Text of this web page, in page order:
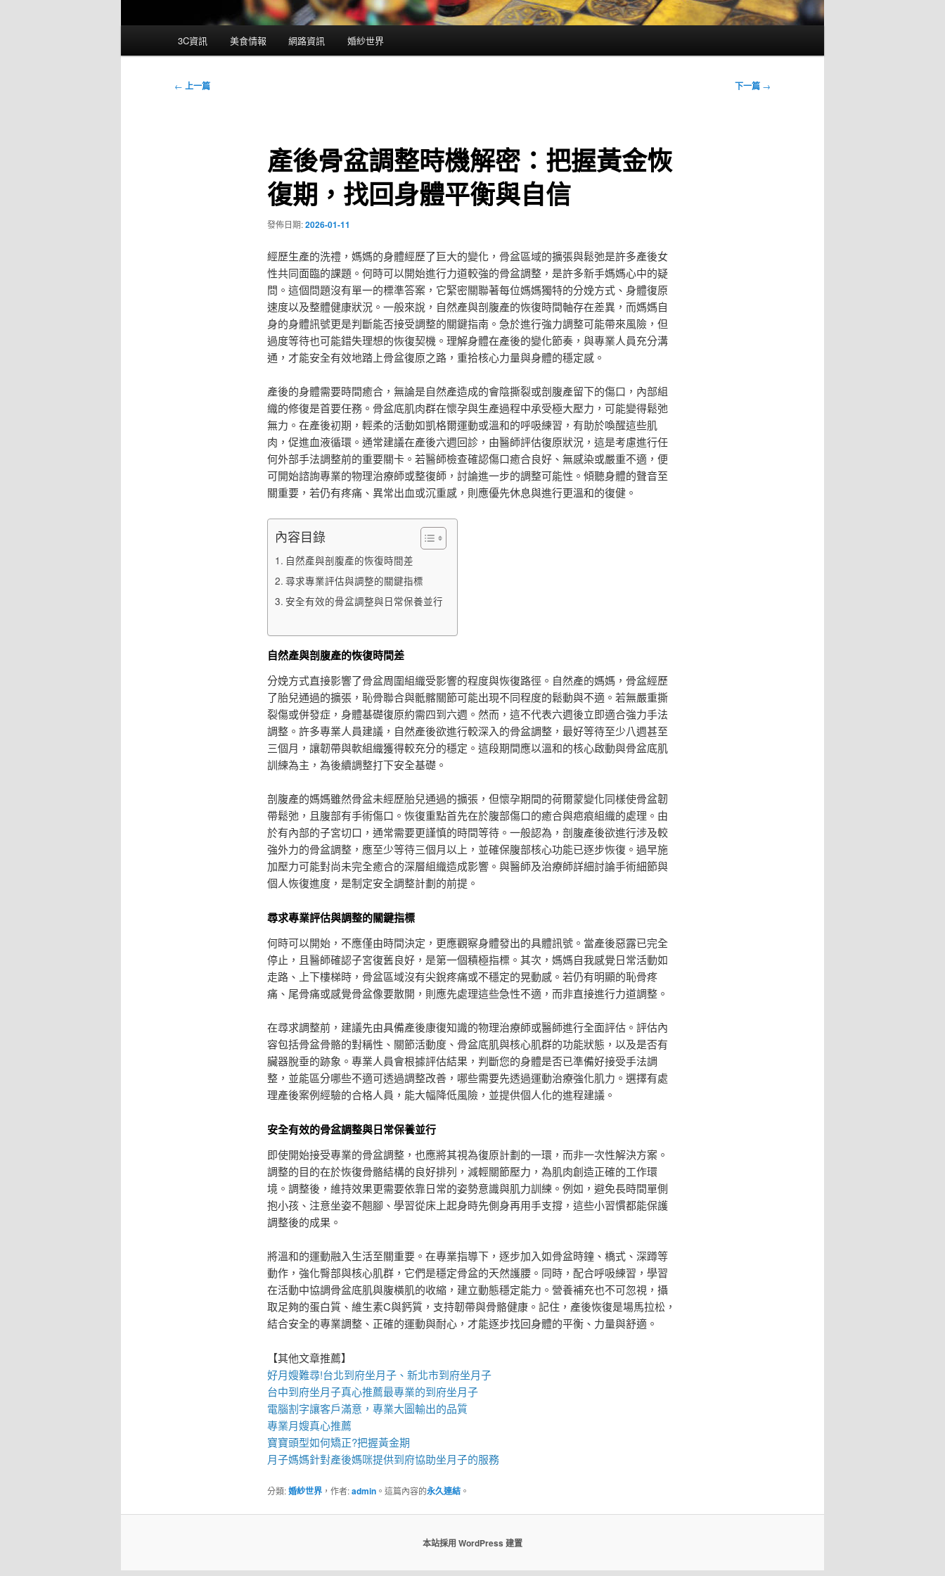
3C資訊 美食情報 網路資訊 婚紗世界
文
← 上一篇 下一篇 →
產後骨盆調整時機解密：把握黃金恢
復期，找回身體平衡與自信
發佈日期:2026-01-11
經歷生產的洗禮，媽媽的身體經歷了巨大的變化，骨盆區域的擴張與鬆弛是許多產後女
性共同面臨的課題。何時可以開始進行力道較強的骨盆調整，是許多新手媽媽心中的疑
問。這個問題沒有單一的標準答案，它緊密關聯著每位媽媽獨特的分娩方式、身體復原
速度以及整體健康狀況。一般來說，自然產與剖腹產的恢復時間軸存在差異，而媽媽自
身的身體訊號更是判斷能否接受調整的關鍵指南。急於進行強力調整可能帶來風險，但
過度等待也可能錯失理想的恢復契機。理解身體在產後的變化節奏，與專業人員充分溝
通，才能安全有效地踏上骨盆復原之路，重拾核心力量與身體的穩定感。
產後的身體需要時間癒合，無論是自然產造成的會陰撕裂或剖腹產留下的傷口，內部組
織的修復是首要任務。骨盆底肌肉群在懷孕與生產過程中承受極大壓力，可能變得鬆弛
無力。在產後初期，輕柔的活動如凱格爾運動或溫和的呼吸練習，有助於喚醒這些肌
肉，促進血液循環。通常建議在產後六週回診，由醫師評估復原狀況，這是考慮進行任
何外部手法調整前的重要關卡。若醫師檢查確認傷口癒合良好、無感染或嚴重不適，便
可開始諮詢專業的物理治療師或整復師，討論進一步的調整可能性。傾聽身體的聲音至
關重要，若仍有疼痛、異常出血或沉重感，則應優先休息與進行更溫和的復健。
內容目錄
自然產與剖腹產的恢復時間差
尋求專業評估與調整的關鍵指標
安全有效的骨盆調整與日常保養並行
自然產與剖腹產的恢復時間差
分娩方式直接影響了骨盆周圍組織受影響的程度與恢復路徑。自然產的媽媽，骨盆經歷
了胎兒通過的擴張，恥骨聯合與骶髂關節可能出現不同程度的鬆動與不適。若無嚴重撕
裂傷或併發症，身體基礎復原約需四到六週。然而，這不代表六週後立即適合強力手法
調整。許多專業人員建議，自然產後欲進行較深入的骨盆調整，最好等待至少八週甚至
三個月，讓韌帶與軟組織獲得較充分的穩定。這段期間應以溫和的核心啟動與骨盆底肌
訓練為主，為後續調整打下安全基礎。
剖腹產的媽媽雖然骨盆未經歷胎兒通過的擴張，但懷孕期間的荷爾蒙變化同樣使骨盆韌
帶鬆弛，且腹部有手術傷口。恢復重點首先在於腹部傷口的癒合與疤痕組織的處理。由
於有內部的子宮切口，通常需要更謹慎的時間等待。一般認為，剖腹產後欲進行涉及較
強外力的骨盆調整，應至少等待三個月以上，並確保腹部核心功能已逐步恢復。過早施
加壓力可能對尚未完全癒合的深層組織造成影響。與醫師及治療師詳細討論手術細節與
個人恢復進度，是制定安全調整計劃的前提。
尋求專業評估與調整的關鍵指標
何時可以開始，不應僅由時間決定，更應觀察身體發出的具體訊號。當產後惡露已完全
停止，且醫師確認子宮復舊良好，是第一個積極指標。其次，媽媽自我感覺日常活動如
走路、上下樓梯時，骨盆區域沒有尖銳疼痛或不穩定的晃動感。若仍有明顯的恥骨疼
痛、尾骨痛或感覺骨盆像要散開，則應先處理這些急性不適，而非直接進行力道調整。
在尋求調整前，建議先由具備產後康復知識的物理治療師或醫師進行全面評估。評估內
容包括骨盆骨骼的對稱性、關節活動度、骨盆底肌與核心肌群的功能狀態，以及是否有
臟器脫垂的跡象。專業人員會根據評估結果，判斷您的身體是否已準備好接受手法調
整，並能區分哪些不適可透過調整改善，哪些需要先透過運動治療強化肌力。選擇有處
理產後案例經驗的合格人員，能大幅降低風險，並提供個人化的進程建議。
安全有效的骨盆調整與日常保養並行
即使開始接受專業的骨盆調整，也應將其視為復原計劃的一環，而非一次性解決方案。
調整的目的在於恢復骨骼結構的良好排列，減輕關節壓力，為肌肉創造正確的工作環
境。調整後，維持效果更需要依靠日常的姿勢意識與肌力訓練。例如，避免長時間單側
抱小孩、注意坐姿不翹腳、學習從床上起身時先側身再用手支撐，這些小習慣都能保護
調整後的成果。
將溫和的運動融入生活至關重要。在專業指導下，逐步加入如骨盆時鐘、橋式、深蹲等
動作，強化臀部與核心肌群，它們是穩定骨盆的天然護腰。同時，配合呼吸練習，學習
在活動中協調骨盆底肌與腹橫肌的收縮，建立動態穩定能力。營養補充也不可忽視，攝
取足夠的蛋白質、維生素C與鈣質，支持韌帶與骨骼健康。記住，產後恢復是場馬拉松，
結合安全的專業調整、正確的運動與耐心，才能逐步找回身體的平衡、力量與舒適。
【其他文章推薦】
好月嫂難尋!台北到府坐月子、 新北市到府坐月子
台中到府坐月子真心推薦最專業的到府坐月子
電腦割字讓客戶滿意，專業大圖輸出的品質
專業月嫂真心推薦
寶寶頭型如何矯正?把握黃金期
月子媽媽針對產後媽咪提供到府協助坐月子的服務
分類:婚紗世界，作者:admin。這篇內容的永久連結。
本站採用 WordPress 建置